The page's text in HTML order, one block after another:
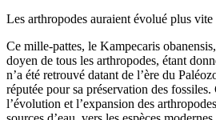
Les arthropodes auraient évolué plus vite
Ce mille-pattes, le Kampecaris
doyen de tous les arthropodes, étant
n’a été retrouvé datant de l’ère du
réputée pour sa préservation des
l’évolution et l’expansion des